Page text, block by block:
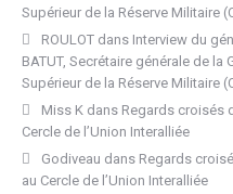
Supérieur de la Réserve Militaire
ROULOT dans Interview du
BATUT, Secrétaire générale de la
Supérieur de la Réserve Militaire
Miss K dans Regards croisés
Cercle de l’Union Interalliée
Godiveau dans Regards
au Cercle de l’Union Interalliée